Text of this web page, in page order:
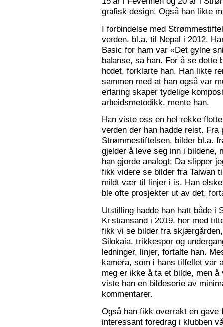
grafisk design. Også han likte
I forbindelse med
verden, bl.a. til Nepal i 2012.
Basic for ham var «Det gylne
balanse, sa han. For å se dette
hodet, forklarte han. Han likte
sammen med at han også var
erfaring skaper tydelige
arbeidsmetodikk, mente han.
Han viste oss en hel rekke
verden der han hadde reist. Fra
Strømmestiftelsen, bilder bl.a.
gjelder å leve seg inn i bildene,
han gjorde analogt; Da slipper
fikk videre se bilder fra Taiwan
mildt vær til linjer i is. Han
ble ofte prosjekter ut av det,
Utstilling hadde han hatt både i
Kristiansand i 2019, her med
fikk vi se bilder fra
Silokaia, trikkespor og
ledninger, linjer, fortalte han.
kamera, som i hans tilfellet var
meg er ikke å ta et bilde, men
viste han en bildeserie av
kommentarer.
Også han fikk overrakt en gave
interessant foredrag i klubben